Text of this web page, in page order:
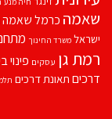
שאמה כרמל שאמה
ישראל משרד החינוך
רמת גן עסקים פינוי
דרכים תאונת דרכים